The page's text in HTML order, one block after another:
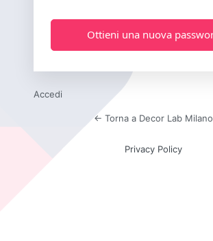
Accedi
← Torna a Decor Lab Milano
Privacy Policy